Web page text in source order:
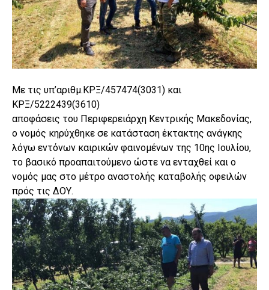
Με τις υπ’αριθμ.ΚΡΞ/457474(3031) και
ΚΡΞ/5222439(3610)
αποφάσεις του Περιφερειάρχη Κεντρικής Μακεδονίας,
ο νομός κηρύχθηκε σε κατάσταση έκτακτης ανάγκης
λόγω εντόνων καιρικών φαινομένων της 10ης Ιουλίου,
το βασικό προαπαιτούμενο ώστε να ενταχθεί και ο
νομός μας στο μέτρο αναστολής καταβολής οφειλών
πρός τις ΔΟΥ.